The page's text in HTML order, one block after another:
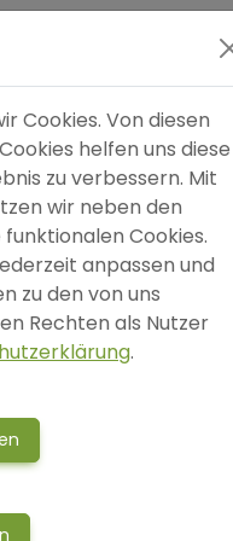
UG
die
Cookies. Von diesen
helfen uns diese
zu verbessern. Mit
wir neben den
Cookies.
anpassen und
zu den von uns
Rechten als Nutzer
.